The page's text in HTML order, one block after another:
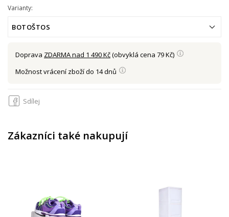
Varianty:
BOTOŠTOS
Doprava ZDARMA nad 1 490 Kč(obvyklá cena 79 Kč)
Možnost vrácení zboží do 14 dnů
Sdílej
Zákazníci také nakupují